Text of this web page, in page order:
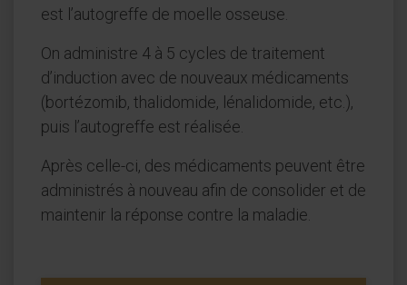
est l’autogreffe de moelle osseuse.
On administre 4 à 5 cycles de traitement
d’induction avec de nouveaux médicaments
(bortézomib, thalidomide, lénalidomide, etc.),
puis l’autogreffe est réalisée.
Après celle-ci, des médicaments peuvent être
administrés à nouveau afin de consolider et de
maintenir la réponse contre la maladie.